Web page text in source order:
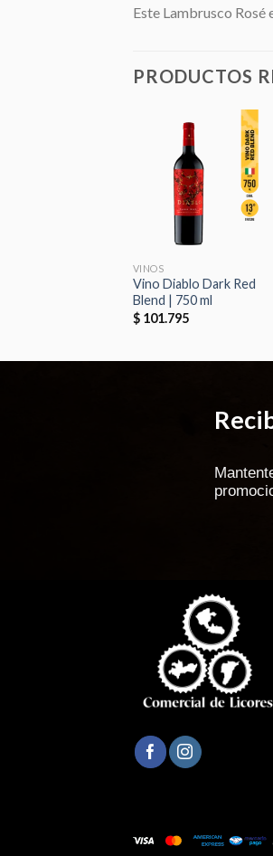
Este Lambrusco
PRODUCTOS
Añadir
a la
lista de
deseos
VINOS
Vino Diablo Dark Red
Blend | 750 ml
$101.795